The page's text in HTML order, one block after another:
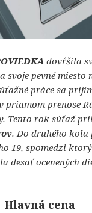
dovŕšila
pevné miesto
práce sa
priamom prenose
Tento rok súťaž
. Do druhého kola
19, spomedzi
desať ocenených
Hlavná cena